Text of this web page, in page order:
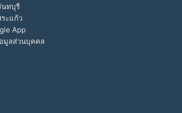
นทบุรี
ะแก้ว
App
มูลส่วนบุคคล